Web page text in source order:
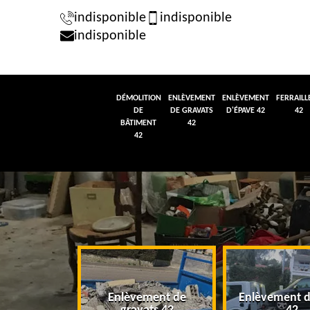
indisponible
indisponible
indisponible
DÉMOLITION
DE
BÂTIMENT
42
ENLÈVEMENT
DE GRAVATS
42
ENLÈVEMENT
D'ÉPAVE 42
42
de
Enlèvement de
Enlèvement